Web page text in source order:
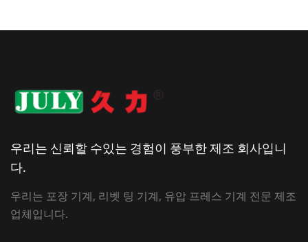
우리는 신뢰할 수있는 경험이 풍부한 제조 회사입니
다.
우리는 포장 기계, 리벳 팅 기계, 유압 프레스 기계 전문 제조
업체입니다.